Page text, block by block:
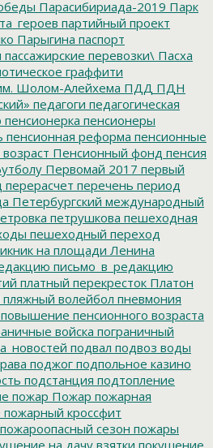
Парасибириада-2019 Парк
партийный проект
Парыгина паспорт
пассажирские перевозки\ Пасха
граффити
Шолом-Алейхема ПДД ПДН
педагоги педагогическая
пенсионерка пенсионеры
пенсионная реформа пенсионные
Пенсионный фонд пенсия
Первомай 2017 первый
перерасчет перечень период
Петербургский международный
петрушкова пешеходная
пешеходный переход
на площади Ленина
письмо_в_редакцию
платный перекресток Платон
пляжный волейбол пневмония
повышение пенсионного возраста
войска пограничный
подвал подвоз воды
поджог подпольное казино
подстанция подтопление
пожар Пожар пожарная
пожарный кроссфит
пожароопасный сезон пожары
на дачу взятки покушение